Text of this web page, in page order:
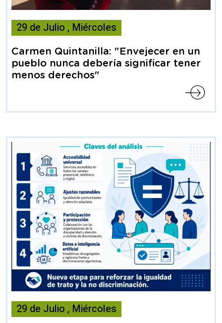
noticia
Articulo
29 de Julio , Miércoles
Carmen Quintanilla: "Envejecer en un
pueblo nunca debería significar tener
menos derechos"
noticia
29 de Julio , Miércoles